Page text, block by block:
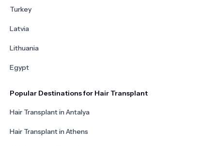
Turkey
Latvia
Lithuania
Egypt
Popular Destinations for Hair Transplant
Hair Transplant in Antalya
Hair Transplant in Athens